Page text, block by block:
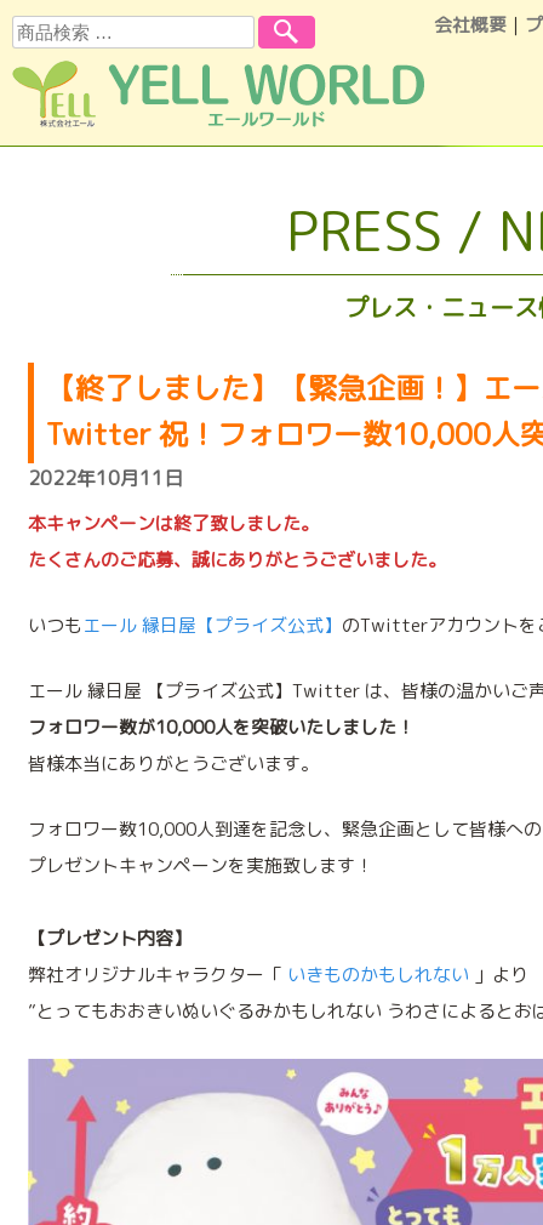
会社概要 ｜
検索
PRESS /
プレス・ニュー
【終了しました】【緊急企画！】エ
Twitter 祝！フォロワー数10,000人
2022年10月11日
本キャンペーンは終了致しました。
たくさんのご応募、誠にありがとうございました。
いつもエール 縁日屋【プライズ公式】 のTwitterアカウントを
エール 縁日屋 【プライズ公式】Twitter は、皆様の温かいご
フォロワー数が10,000人を突破いたしました！
皆様本当にありがとうございます。
フォロワー数10,000人到達を記念し、緊急企画として皆様へ
プレゼントキャンペーンを実施致します！
【プレゼント内容】
弊社オリジナルキャラクター「 いきものかもしれない 」より
”とってもおおきいぬいぐるみかもしれない うわさによるとお